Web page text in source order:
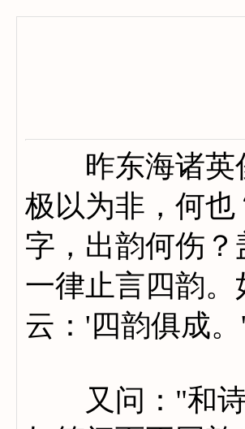
昨东海诸英俊
极以为非，何
字，出韵何伤
一律止言四韵
云：'四韵俱成
又问："和诗